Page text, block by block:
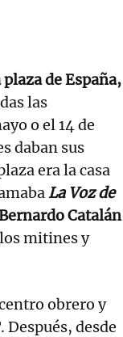
de España,
las
o el 14 de
daban sus
era la casa
La Voz de
Catalán
mitines y
obrero y
Después, desde